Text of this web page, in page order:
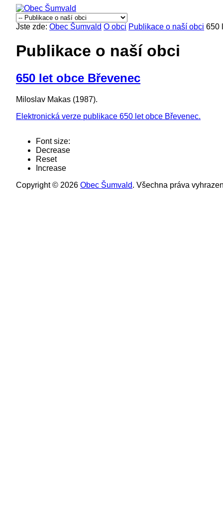
Jste zde:Obec Šumvald O obci Publikace o naší obci 650
Publikace o naší obci
650 let obce Břevenec
Miloslav Makas (1987).
Elektronická verze publikace 650 let obce Břevenec.
Font size:
Decrease
Reset
Increase
Copyright © 2026Obec Šumvald. Všechna práva